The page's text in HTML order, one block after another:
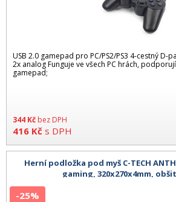
USB 2.0 gamepad pro PC/PS2/PS3 4-cestný D-
2x analog Funguje ve všech PC hrách,
gamepad;
344 Kč bez DPH
416 Kč s DPH
Herní podložka pod myš C-TECH
gaming, 320x270x4mm,
-25%